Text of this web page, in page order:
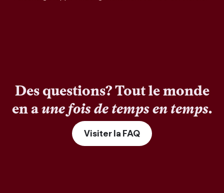
Des questions? Tout le monde
en aune fois de temps en temps.
Visiter la FAQ